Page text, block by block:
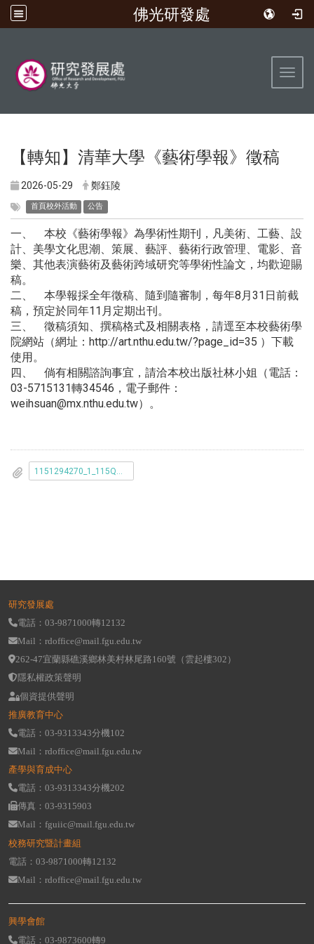
佛光研發處
【轉知】清華大學《藝術學報》徵稿
2026-05-29 鄭鈺陵
首頁校外活動 公告
一、 本校《藝術學報》為學術性期刊，凡美術、工藝、設
計、美學文化思潮、策展、藝評、藝術行政管理、電影、音
樂、其他表演藝術及藝術跨域研究等學術性論文，均歡迎賜
稿。
二、 本學報採全年徵稿、隨到隨審制，每年8月31日前截
稿，預定於同年11月定期出刊。
三、 徵稿須知、撰稿格式及相關表格，請逕至本校藝術學
院網站（網址：http://art.nthu.edu.tw/?page_id=35 ）下載
使用。
四、 倘有相關諮詢事宜，請洽本校出版社林小姐（電話：
03-5715131轉34546，電子郵件：
weihsuan@mx.nthu.edu.tw）。
研究發展處
電話：03-9871000轉12132
Mail：rdoffice@mail.fgu.edu.tw
262-47宜蘭縣礁溪鄉林美村林尾路160號（雲起樓302）
隱私權政策聲明
個資提供聲明
推廣教育中心
電話：03-9313343分機102
Mail：rdoffice@mail.fgu.edu.tw
產學與育成中心
電話：03-9313343分機202
傳真：03-9315903
Mail：fguiic@mail.fgu.edu.tw
校務研究暨計畫組
電話：03-9871000轉12132
Mail：rdoffice@mail.fgu.edu.tw
興學會館
電話：03-9873600轉9